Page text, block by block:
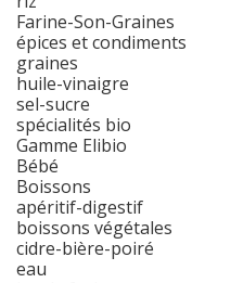
Farine-Son-Graines
épices et condiments
graines
huile-vinaigre
sel-sucre
spécialités bio
Gamme Elibio
Bébé
Boissons
apéritif-digestif
boissons végétales
cidre-bière-poiré
eau